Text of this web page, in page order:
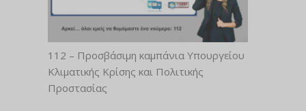
112 – Προσβάσιμη καμπάνια Υπουργείου
Κλιματικής Κρίσης και Πολιτικής
Προστασίας